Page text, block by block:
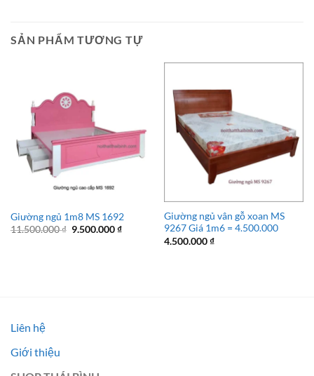
SẢN PHẨM TƯƠNG TỰ
Giường ngủ 1m8 MS 1692
11.500.000₫ Giá
9.500.000₫Giá
Giường ngủ vân gỗ xoan MS
9267 Giá 1m6 = 4.500.000
4.500.000₫
Liên hệ
Giới thiệu